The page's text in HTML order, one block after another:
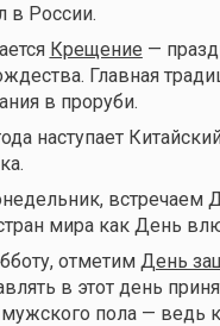
в России.
Крещение —
Главная
в проруби.
наступает
встречаем
мира как День
отметим День
в этот день
мужского пола —